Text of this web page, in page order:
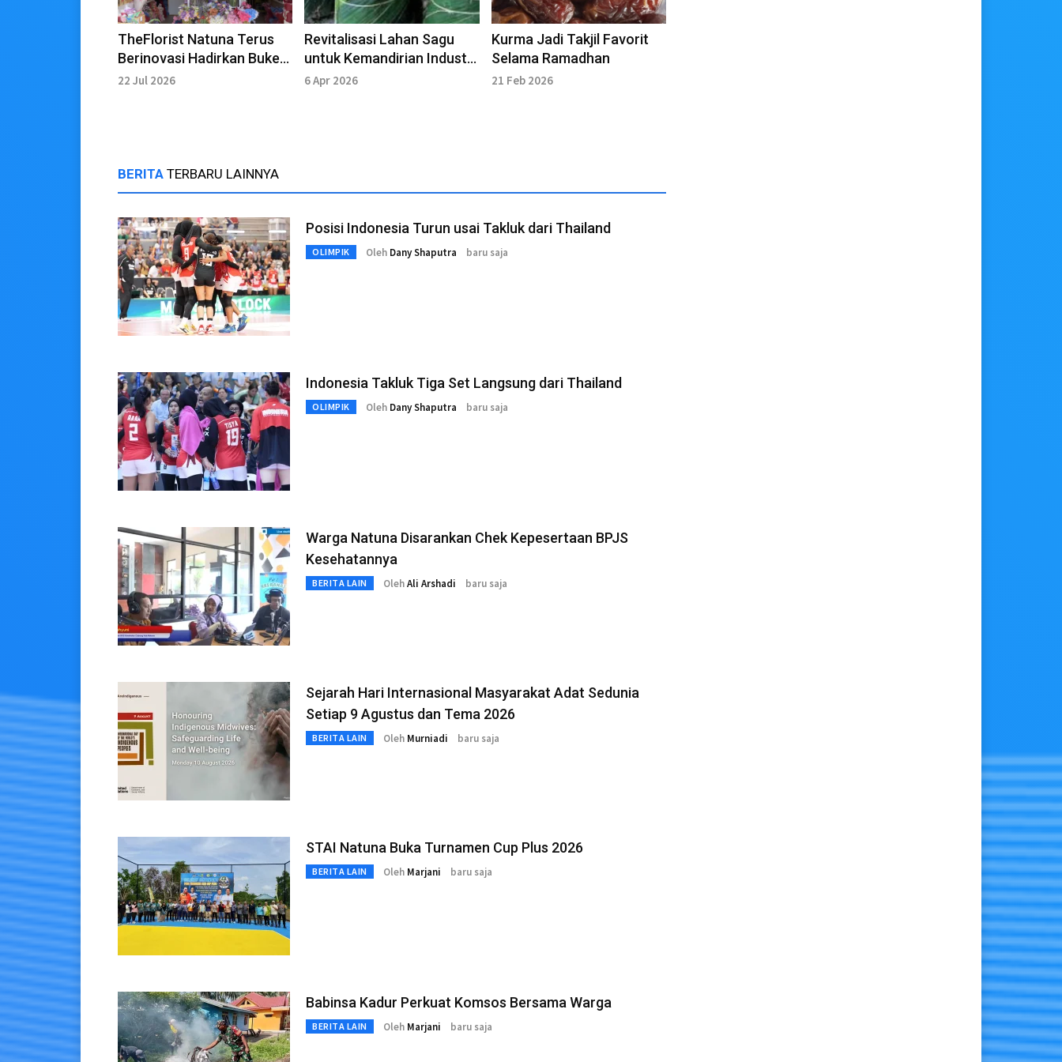
TheFlorist Natuna Terus
Berinovasi Hadirkan Buket
Kreatif untuk Berbagai
22 Jul 2026
Revitalisasi Lahan Sagu
untuk Kemandirian Industri
Karbohidrat Non-Beras
6 Apr 2026
Kurma Jadi Takjil Favorit
Selama Ramadhan
21 Feb 2026
BERITA TERBARU LAINNYA
Posisi Indonesia Turun usai Takluk dari Thailand
OLIMPIK Oleh Dany Shaputra baru saja
Indonesia Takluk Tiga Set Langsung dari Thailand
OLIMPIK Oleh Dany Shaputra baru saja
Warga Natuna Disarankan Chek Kepesertaan BPJS
Kesehatannya
BERITA LAIN OlehAli Arshadi baru saja
Sejarah Hari Internasional Masyarakat Adat Sedunia
Setiap 9 Agustus dan Tema 2026
BERITA LAIN Oleh Murniadi baru saja
STAI Natuna Buka Turnamen Cup Plus 2026
BERITA LAIN Oleh Marjani baru saja
Babinsa Kadur Perkuat Komsos Bersama Warga
BERITA LAIN Oleh Marjani baru saja